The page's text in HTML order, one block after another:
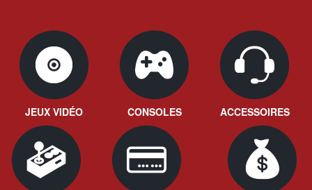
JEUX VIDÉO CONSOLES ACCESSOIRES